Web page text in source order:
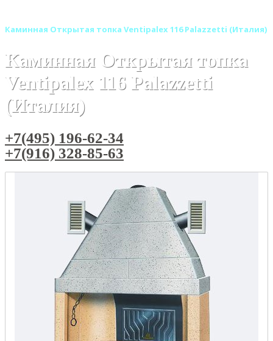
Каминная Открытая топка Ventipalex 116 Palazzetti (Италия)
Каминная Открытая топка
Ventipalex 116 Palazzetti
(Италия)
+7(495) 196-62-34
+7(916) 328-85-63